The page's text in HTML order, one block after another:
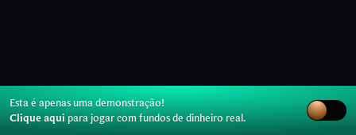
Esta é apenas uma demonstração!
Clique aqui para jogar com fundos de dinheiro real.